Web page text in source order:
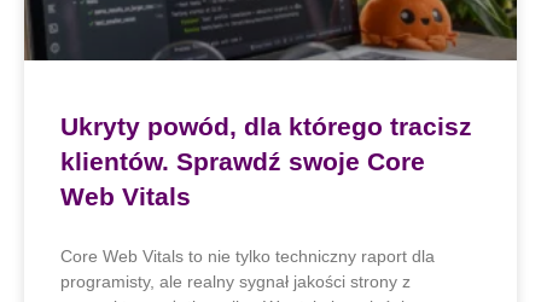
Ukryty powód, dla którego tracisz
klientów. Sprawdź swoje Core
Web Vitals
Core Web Vitals to nie tylko techniczny raport dla
programisty, ale realny sygnał jakości strony z